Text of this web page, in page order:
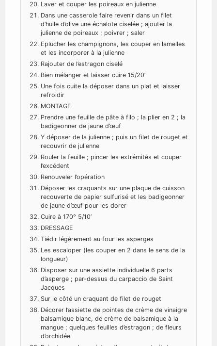
Laver et couper les poireaux en julienne
Dans une casserole faire revenir dans un filet
d’huile d’olive une échalote ciselée ; ajouter la
julienne de poireaux ; poivrer ; saler
Eplucher les champignons, les couper en lamelles
et les incorporer à la julienne
Rajouter de l’estragon ciselé
Bien mélanger et laisser cuire 15/20’
Une fois cuite la déposer dans un plat et laisser
refroidir
MONTAGE
Prendre une feuille de pâte à filo ; la plier en 2 ; la
badigeonner de jaune d’œuf
Y déposer de la julienne ; puis un filet de rouget et
recouvrir de julienne
Rouler la feuille ; pincer les extrémités et couper
l’excédent
Renouveler l’opération
Déposer les craquants sur une plaque de cuisson
recouverte de papier sulfurisé et les badigeonner
de jaune d’œuf pour les dorer
Cuire à 170° 5/10’
DRESSAGE
Tiédir légèrement au four les asperges
Les escaloper (les couper en 2 dans le sens de la
longueur)
Disposer sur une assiette individuelle 6 parts
d’asperge ; par-dessus du carpaccio de Saint
Jacques
Sur le côté un craquant de filet de rouget
Décorer l’assiette de pointes de crème de vinaigre
balsamique blanc, de crème de balsamique à la
mangue ; quelques feuilles d’estragon ; de fleurs
d’orchidée